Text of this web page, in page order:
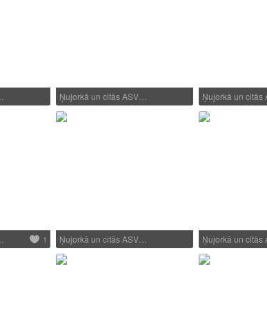
Ņujorkā un citās ASV… Ņujorkā un citās
1 Ņujorkā un citās ASV… Ņujorkā un citās